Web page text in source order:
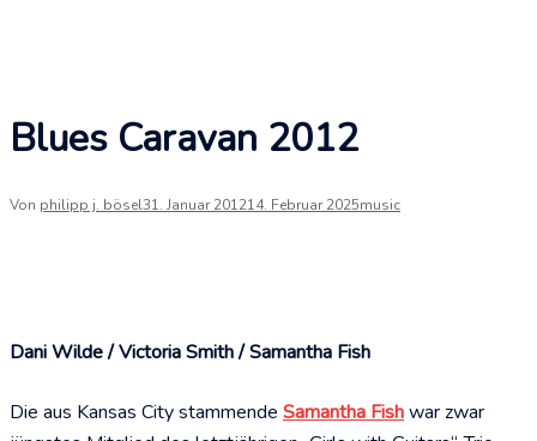
Blues Caravan 2012
Von philipp j. bösel31. Januar 201214. Februar 2025music
Dani Wilde / Victoria Smith / Samantha Fish
Die aus Kansas City stammende Samantha Fishwar zwar